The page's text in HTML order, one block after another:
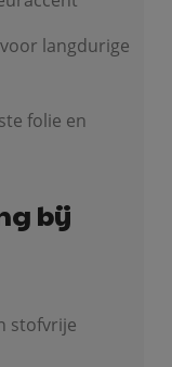
langdurige
folie en
bij
stofvrije